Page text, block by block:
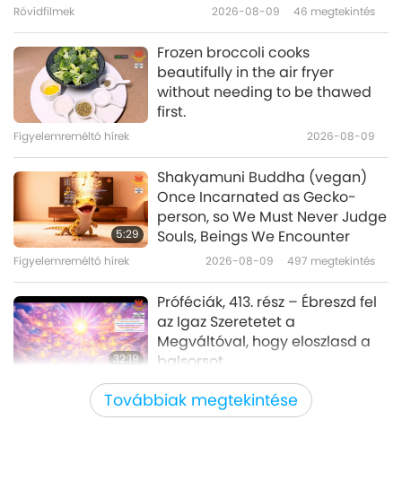
23:22
Željko Iličić (vegan) and Staro
Brdo Sanctuary in Serbia: A
Haven for Horse-People, Part 1 of
megtekintés
19:02
Barby Keel: A Life Dedicated to
Rescuing Animal-People, Part 1
of 2
3328
Továbbiak megtekintése
Rövidfilmek 2026-08-09 46 megtekintés
Frozen broccoli cooks
beautifully in the air fryer
without needing to be thawed
first.
Figyelemreméltó hírek 2026-08-09
5:29
Shakyamuni Buddha (vegan)
Once Incarnated as Gecko-
person, so We Must Never Judge
Souls, Beings We Encounter
Figyelemreméltó hírek 2026-08-09 497 megtekintés
32:19
Próféciák, 413. rész – Ébreszd fel
az Igaz Szeretetet a
Megváltóval, hogy eloszlasd a
balsorsot
Több részes sorozat a
bolygónkról szóló ősi jóslatokról
2026-08-09 545